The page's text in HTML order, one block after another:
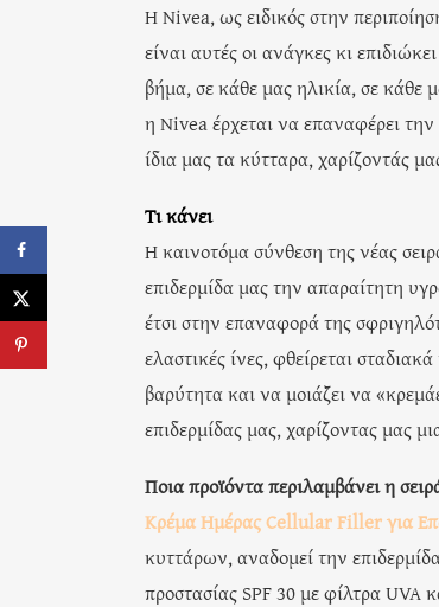
Η Nivea, ως ειδικός στην
είναι αυτές οι ανάγκες κι
βήμα, σε κάθε μας ηλικία, σε
η Nivea έρχεται να επαναφέρει
ίδια μας τα κύτταρα, χαρίζοντάς
Τι κάνει
Η καινοτόμα σύνθεση της νέας
επιδερμίδα μας την απαραίτητη
έτσι στην επαναφορά της
ελαστικές ίνες, φθείρεται
βαρύτητα και να μοιάζει να
επιδερμίδας μας, χαρίζοντας μας
Ποια προϊόντα περιλαμβάνει η
Κρέμα Ημέρας Cellular Filler για
κυττάρων, αναδομεί την
προστασίας SPF 30 με φίλτρα